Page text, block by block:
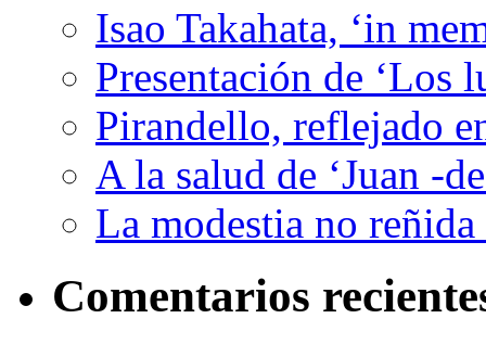
Isao Takahata, ‘in
Presentación de ‘Los
Pirandello, reflejado
A la salud de ‘Juan -
La modestia no
Comentarios